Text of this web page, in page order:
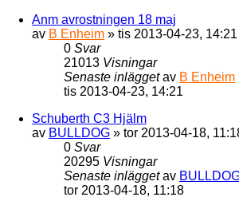
Anm avrostningen 18 maj
av B Enheim » tis 2013-04-23, 14:21
0 Svar
21013 Visningar
Senaste inläggetav B Enheim
tis 2013-04-23, 14:21
Schuberth C3 Hjälm
av BULLDOG » tor 2013-04-18,
0 Svar
20295 Visningar
Senaste inläggetav
tor 2013-04-18, 11:18